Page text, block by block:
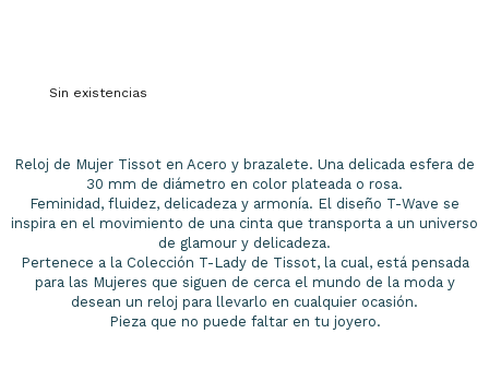
Sin existencias
Reloj de Mujer Tissot en Acero y brazalete. Una delicada esfera de
30 mm de diámetro en color plateada o rosa.
Feminidad, fluidez, delicadeza y armonía. El diseño T-Wave se
inspira en el movimiento de una cinta que transporta a un universo
de glamour y delicadeza.
Pertenece a la Colección T-Lady de Tissot, la cual, está pensada
para las Mujeres que siguen de cerca el mundo de la moda y
desean un reloj para llevarlo en cualquier ocasión.
Pieza que no puede faltar en tu joyero.